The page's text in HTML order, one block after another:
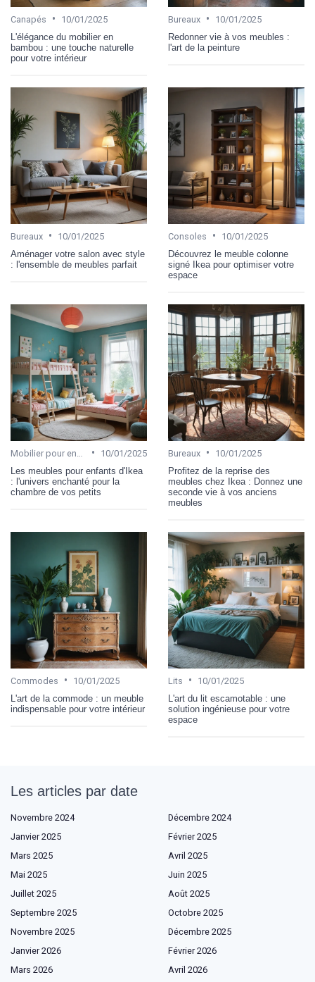
Canapés •
10/01/2025
L'élégance du mobilier en
bambou : une touche naturelle
pour votre intérieur
Bureaux •
10/01/2025
Redonner vie à vos meubles :
l'art de la peinture
Bureaux •
10/01/2025
Aménager votre salon avec style
: l'ensemble de meubles parfait
Consoles •
10/01/2025
Découvrez le meuble colonne
signé Ikea pour optimiser votre
espace
•
10/01/2025
Les meubles pour enfants d'Ikea
: l'univers enchanté pour la
chambre de vos petits
Bureaux •
10/01/2025
Profitez de la reprise des
meubles chez Ikea : Donnez une
seconde vie à vos anciens
meubles
Commodes •
10/01/2025
L'art de la commode : un meuble
indispensable pour votre intérieur
Lits •
10/01/2025
L'art du lit escamotable : une
solution ingénieuse pour votre
espace
Les articles par date
Novembre 2024
Décembre 2024
Janvier 2025
Février 2025
Mars 2025
Avril 2025
Mai 2025
Juin 2025
Juillet 2025
Août 2025
Septembre 2025
Octobre 2025
Novembre 2025
Décembre 2025
Janvier 2026
Février 2026
Mars 2026
Avril 2026